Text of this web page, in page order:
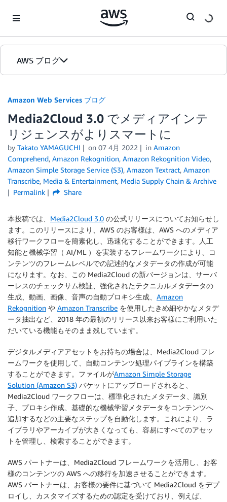
AWS ブログ
カテゴリ
エディション
Amazon Web Services ブログ
Media2Cloud 3.0 でメディアインテ
リジェンスがよりスマートに
by Takato YAMAGUCHI on 07 4月 2022 in Amazon
Comprehend, Amazon Rekognition, Amazon Rekognition Video,
Amazon Simple Storage Service (S3), Amazon Textract, Amazon
Transcribe, Media & Entertainment, Media Supply Chain & Archive
Permalink
Share
本投稿では、 Media2Cloud 3.0 の公式リリースについてお知らせし
ます。このリリースにより、AWS のお客様は、AWS へのメディア
移行ワークフローを簡素化し、迅速化することができます。人工
知能と機械学習（ AI/ML ）を実装するフレームワークにより、コ
ンテンツのフレームレベルでの記述的なメタデータの作成が可能
になります。なお、この Media2Cloud の新バージョンは、サーバ
ーレスのチェックサム検証、強化されたテクニカルメタデータの
生成、動画、画像、音声の自動プロキシ生成、 Amazon
Rekognition や Amazon Transcribe を使用したきめ細やかなメタデ
ータ抽出など、2018 年の最初のリリース以来お客様にご利用いた
だいている機能もそのまま残しています。
デジタルメディアアセットをお持ちの場合は、Media2Cloud フレ
ームワークを使用して、自動コンテンツ処理パイプラインを構築
することができます。 ファイルがAmazon Simple Storage
Solution (Amazon S3) バケットにアップロードされると、
Media2Cloud ワークフローは、標準化されたメタデータ、識別
子、プロキシ作成、基礎的な機械学習メタデータをコンテンツへ
追加するなどの主要なステップを自動化します。これにより、ラ
イブラリやアーカイブが大きくなっても、容易にすべてのアセッ
トを管理し、検索することができます。
AWS パートナーは、Media2Cloud フレームワークを活用し、お客
様のコンテンツの AWS への移行を加速させることができます。
AWS パートナーは、お客様の要件に基づいて Media2Cloud をデプ
ロイし、カスタマイズするための認定を受けており、例えば、